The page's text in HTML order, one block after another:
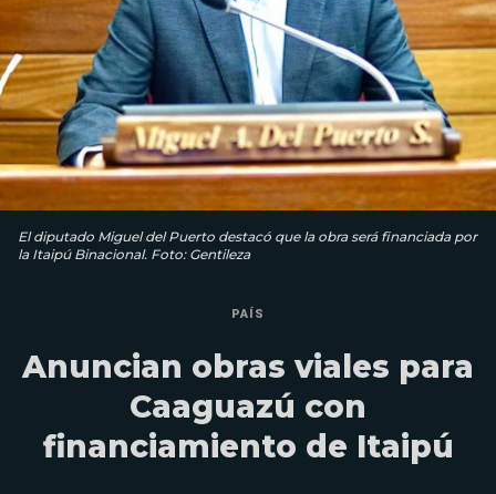
El diputado Miguel del Puerto destacó que la obra será financiada por
la Itaipú Binacional. Foto: Gentileza
PAÍS
Anuncian obras viales para
Caaguazú con
financiamiento de Itaipú